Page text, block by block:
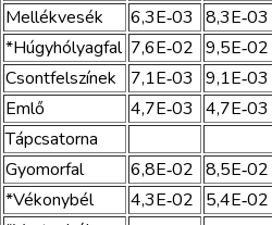
Mellékvesék
6,3E‑03 8,3E‑03
*Húgyhólyagfal 7,6E‑02 9,5E‑02
Csontfelszínek
7,1E‑03 9,1E‑03
Emlő
4,7E‑03 4,7E‑03
Tápcsatorna
Gyomorfal
6,8E‑02 8,5E‑02
*Vékonybél
4,3E‑02 5,4E‑02